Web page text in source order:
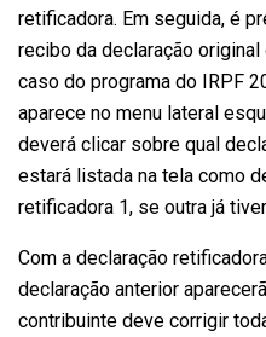
retificadora. Em seguida, é
recibo da declaração
caso do programa do IRPF
aparece no menu lateral
deverá clicar sobre qual
estará listada na tela como
retificadora 1, se outra já
Com a declaração
declaração anterior
contribuinte deve corrigir